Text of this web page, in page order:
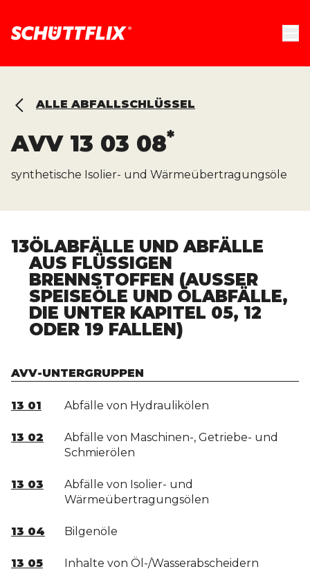
ALLE ABFALLSCHLÜSSEL
AVV 13 03 08*
synthetische Isolier- und Wärmeübertragungsöle
13ÖLABFÄLLE UND ABFÄLLE
AUS FLÜSSIGEN
BRENNSTOFFEN (AUSSER S
PEISEÖLE UND ÖLABFÄLLE, D
IE UNTER KAPITEL 05, 12 O
DER 19 FALLEN)
AVV-UNTERGRUPPEN
13 01 Abfälle von Hydraulikölen
13 02
Abfälle von Maschinen-, Getriebe- und
Schmierölen
13 03
Abfälle von Isolier- und
Wärmeübertragungsölen
13 04 Bilgenöle
13 05 Inhalte von Öl-/Wasserabscheidern